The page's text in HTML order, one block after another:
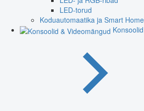
LED-torud
Koduautomaatika ja Smart Home